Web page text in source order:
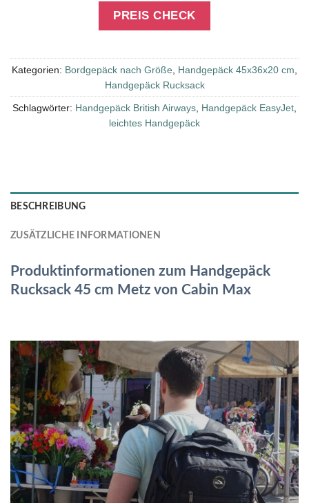
PREIS CHECK
Kategorien: Bordgepäck nach Größe Handgepäck 45x36x20 cm
Handgepäck Rucksack
Schlagwörter: Handgepäck British Airways Handgepäck EasyJet
leichtes Handgepäck
BESCHREIBUNG
ZUSÄTZLICHE INFORMATIONEN
Produktinformationen zum Handgepäck
Rucksack 45 cm Metz von Cabin Max